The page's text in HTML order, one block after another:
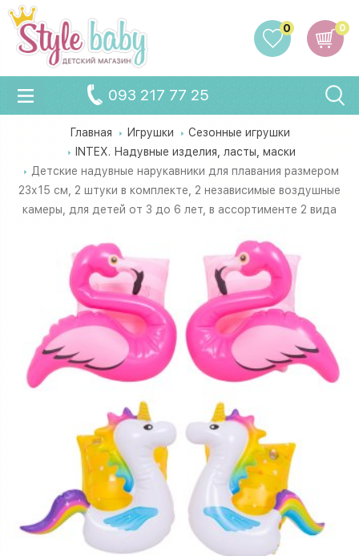
0
0
093 217 77 25
Главная Игрушки
Сезонные игрушки
INTEX. Надувные изделия, ласты, маски
Детские надувные нарукавники для плавания размером
23х15 см, 2 штуки в комплекте, 2 независимые воздушные
камеры, для детей от 3 до 6 лет, в ассортименте 2 вида